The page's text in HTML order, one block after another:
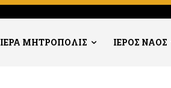
ΙΕΡΑ ΜΗΤΡΟΠΟΛΙΣ ΙΕΡΟΣ ΝΑΟΣ